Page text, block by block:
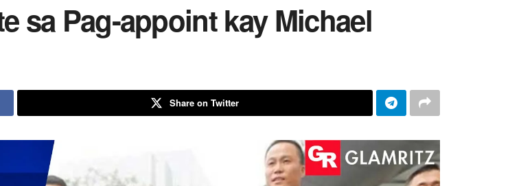
sa Pag-appoint kay Michael
Share on Twitter